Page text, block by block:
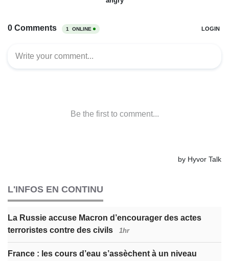
L'INFOS EN CONTINU
La Russie accuse Macron d’encourager des actes
terroristes contre des civils
1hr
France : les cours d’eau s’assèchent à un niveau